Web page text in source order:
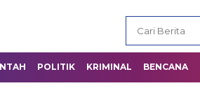
POLITIK KRIMINAL BENCANA